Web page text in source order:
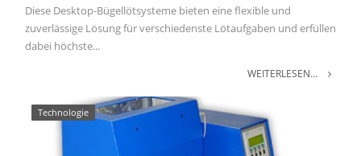
Diese Desktop-Bügellötsysteme bieten eine flexible und
zuverlässige Lösung für verschiedenste Lötaufgaben und erfüllen
dabei höchste...
WEITERLESEN...
Technologie